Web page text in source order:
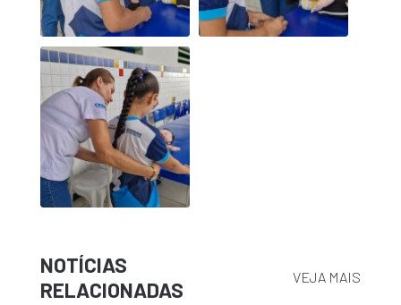
NOTÍCIAS
RELACIONADAS
VEJA MAIS